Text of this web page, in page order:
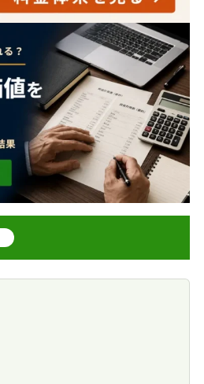
の原則」の例外であ
開会社株式の評価方法